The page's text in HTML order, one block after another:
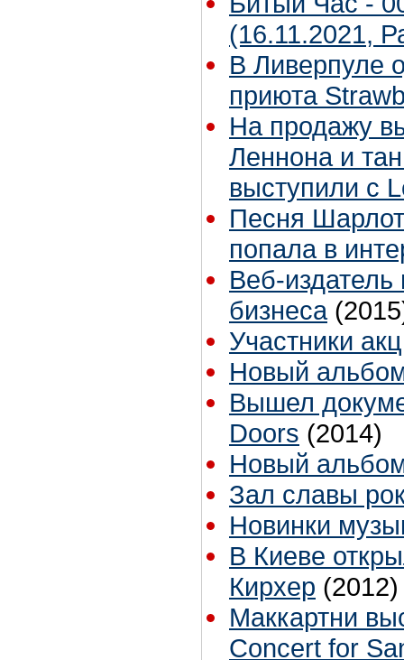
(16.11.2021,
В Ливерпуле
приюта
На продажу
Леннона и
выступили с
Песня
попала в
Веб-издатель
бизнеса
Участники
Новый
Вышел
Doors (2014)
Новый
Зал славы
Новинки
В Киеве
Кирхер (2012)
Маккартни
Concert for